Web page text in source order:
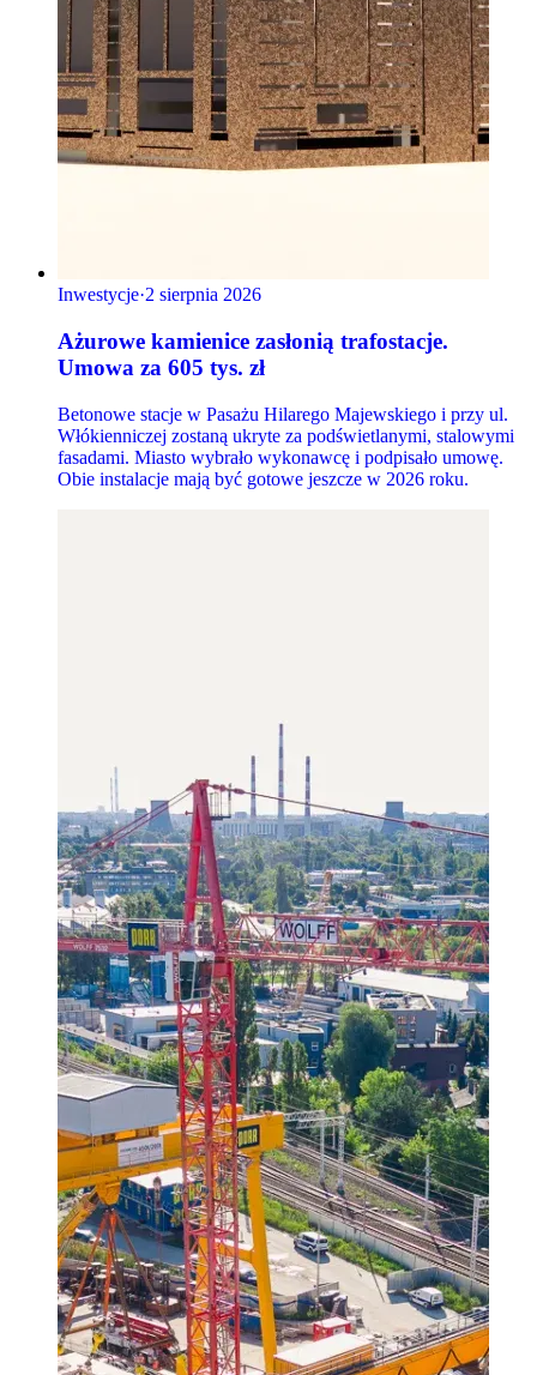
Inwestycje·2 sierpnia 2026
Ażurowe kamienice zasłonią trafostacje.
Umowa za 605 tys. zł
Betonowe stacje w Pasażu Hilarego Majewskiego i przy ul.
Włókienniczej zostaną ukryte za podświetlanymi, stalowymi
fasadami. Miasto wybrało wykonawcę i podpisało umowę.
Obie instalacje mają być gotowe jeszcze w 2026 roku.